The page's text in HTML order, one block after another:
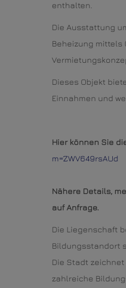
enthalten.
Die Ausstattung
Beheizung mittels
Dieses Objekt
Einnahmen und
Hier können Sie
m=ZWV649rsAUd
Nähere Details,
auf Anfrage.
Die Liegenschaft
Bildungsstandort
Die Stadt
zahlreiche